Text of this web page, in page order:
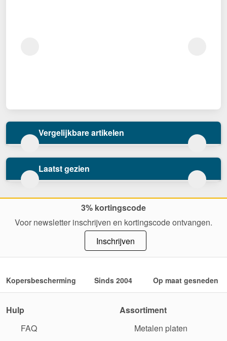
Vergelijkbare artikelen
Laatst gezien
3% kortingscode
Voor newsletter inschrijven en kortingscode ontvangen.
Inschrijven
Kopersbescherming Sinds 2004 Op maat gesneden
Hulp
FAQ
Assortiment
Metalen platen